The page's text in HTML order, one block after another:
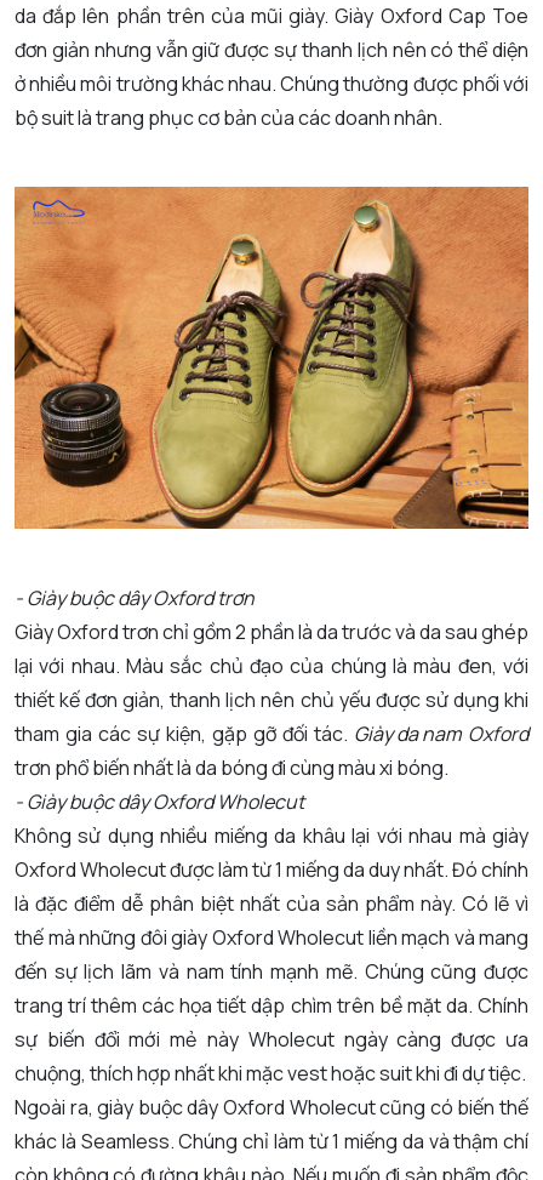
da đắp lên phần trên của mũi giày. Giày Oxford Cap Toe
đơn giản nhưng vẫn giữ được sự thanh lịch nên có thể diện
ở nhiều môi trường khác nhau. Chúng thường được phối với
bộ suit là trang phục cơ bản của các doanh nhân.
- Giày buộc dây Oxford trơn
Giày Oxford trơn chỉ gồm 2 phần là da trước và da sau ghép
lại với nhau. Màu sắc chủ đạo của chúng là màu đen, với
thiết kế đơn giản, thanh lịch nên chủ yếu được sử dụng khi
tham gia các sự kiện, gặp gỡ đối tác. Giày da namOxford
trơn phổ biến nhất là da bóng đi cùng màu xi bóng.
- Giày buộc dây Oxford Wholecut
Không sử dụng nhiều miếng da khâu lại với nhau mà giày
Oxford Wholecut được làm từ 1 miếng da duy nhất. Đó chính
là đặc điểm dễ phân biệt nhất của sản phẩm này. Có lẽ vì
thế mà những đôi giày Oxford Wholecut liền mạch và mang
đến sự lịch lãm và nam tính mạnh mẽ. Chúng cũng được
trang trí thêm các họa tiết dập chìm trên bề mặt da. Chính
sự biến đổi mới mẻ này Wholecut ngày càng được ưa
chuộng, thích hợp nhất khi mặc vest hoặc suit khi đi dự tiệc.
Ngoài ra, giày buộc dây Oxford Wholecut cũng có biến thế
khác là Seamless. Chúng chỉ làm từ 1 miếng da và thậm chí